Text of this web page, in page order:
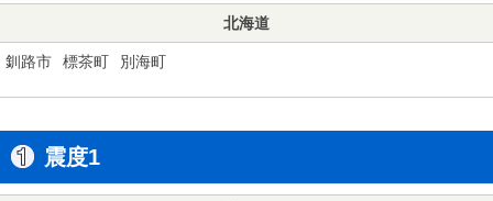
北海道
釧路市 標茶町 別海町
震度1